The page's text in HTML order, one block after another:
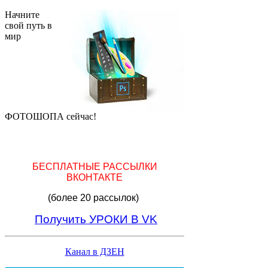
Начните
свой путь в
мир
ФОТОШОПА сейчас!
БЕСПЛАТНЫЕ РАССЫЛКИ
ВКОНТАКТЕ
(более 20 рассылок)
Получить УРОКИ В VK
Канал в ДЗЕН